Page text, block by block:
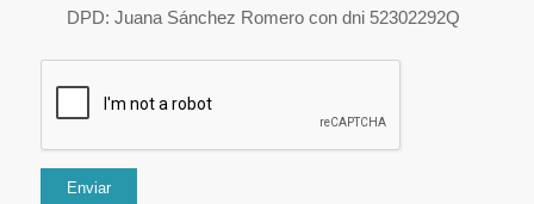
DPD: Juana Sánchez Romero con dni 52302292Q